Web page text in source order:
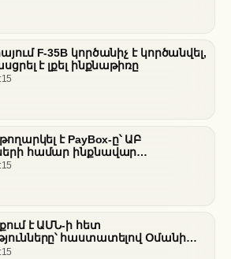
F-35B կործանիչ է կործանվել,
է լքել ինքնաթիռը
է PayBox-ը՝ ԱԲ
համար ինքնավար
գործարքներ ապահովելու
է ԱՄՆ-ի հետ
հաստատելով Օմանի
քննարկումները Հորմուզի